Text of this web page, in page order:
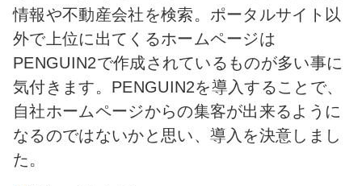
情報や不動産会社を検索。ポータルサイト以
外で上位に出てくるホームページは
PENGUIN2で作成されているものが多い事に
気付きます。PENGUIN2を導入することで、
自社ホームページからの集客が出来るように
なるのではないかと思い、導入を決意しまし
た。